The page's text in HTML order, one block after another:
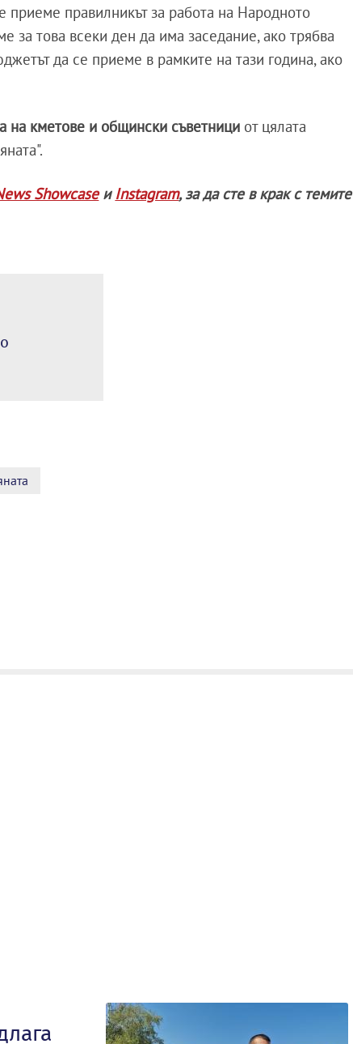
приеме правилникът за работа на Народното
за това всеки ден да има заседание, ако трябва
да се приеме в рамките на тази година, ако
на кметове и общински съветници от цялата
Showcaseи Instagram, за да сте в крак с темите